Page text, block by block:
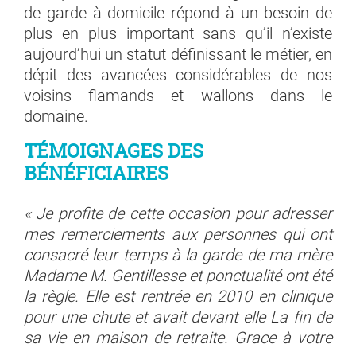
de garde à domicile répond à un besoin de
plus en plus important sans qu’il n’existe
aujourd’hui un statut définissant le métier, en
dépit des avancées considérables de nos
voisins flamands et wallons dans le
domaine.
TÉMOIGNAGES DES
BÉNÉFICIAIRES
« Je profite de cette occasion pour adresser
mes remerciements aux personnes qui ont
consacré leur temps à la garde de ma mère
Madame M. Gentillesse et ponctualité ont été
la règle. Elle est rentrée en 2010 en clinique
pour une chute et avait devant elle La fin de
sa vie en maison de retraite. Grace à votre